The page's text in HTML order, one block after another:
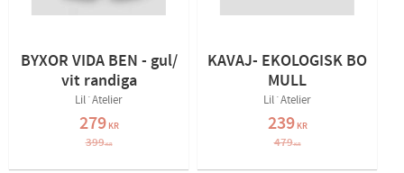
BYXOR VIDA BEN - gul/
vit randiga
Lil´Atelier
279KR
399KR
KAVAJ- EKOLOGISK BO
MULL
Lil´Atelier
239KR
479KR